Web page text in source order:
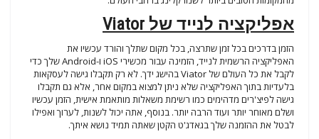
אפליקציה לנייד של Viator
הזמן בדרכים בכל זמן שתרצה, בכל מקום שתלך והורד עכשיו את
האפליקציה הרשמית לנייד, הזמינה עבור מכשירי iOS ו-Android שלך כדי
לקבל את כל העולם של Viator בהישג ידך. לא רק תקבלו גישה לעסקאות
בלעדיות בתוך האפליקציה שלא ניתן למצוא במקום אחר, אלא גם תקבלו
גישה לפיצ'רים מדהימים כמו רשימת משאלות מותאמת אישית, הזמן עכשיו
ושלם מאוחר יותר ועוד הרבה יותר. בנוסף, אתה יכול לשנות, לערוך ואפילו
לבטל את ההזמנה שלך בגאדג'ט הקטן שאתה תמיד נושא איתך.